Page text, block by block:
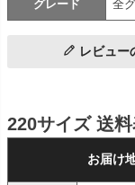
グレード 全
レビュー
220サイズ 送
お届け